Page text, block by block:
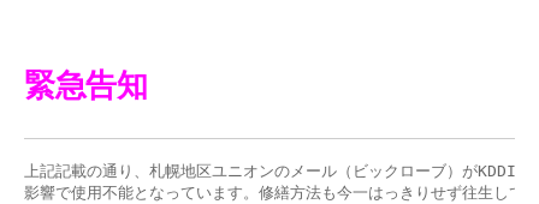
緊急告知
上記記載の通り、札幌地区ユニオンのメール（ビックローブ）がKDDI発
影響で使用不能となっています。修繕方法も今一はっきりせず往生して